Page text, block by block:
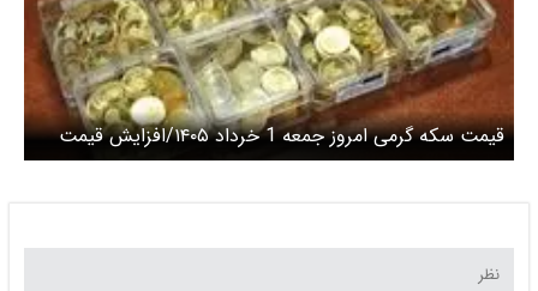
قیمت سکه گرمی امروز جمعه 1 خرداد ۱۴۰۵/افزایش قیمت